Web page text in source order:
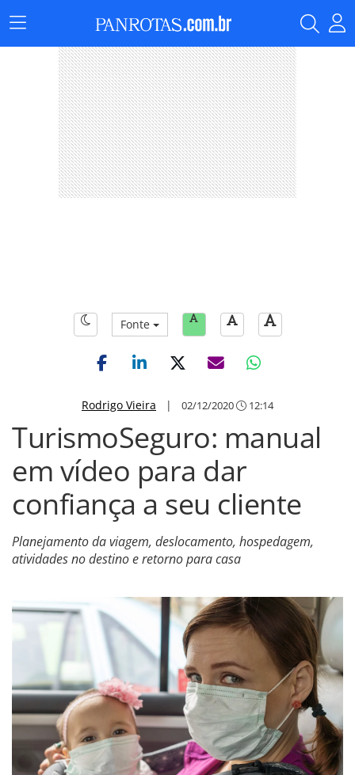
Menu
Principal
Fonte
Rodrigo Vieira | 02/12/2020 12:14
TurismoSeguro: manual
em vídeo para dar
confiança a seu cliente
Planejamento da viagem, deslocamento, hospedagem,
atividades no destino e retorno para casa